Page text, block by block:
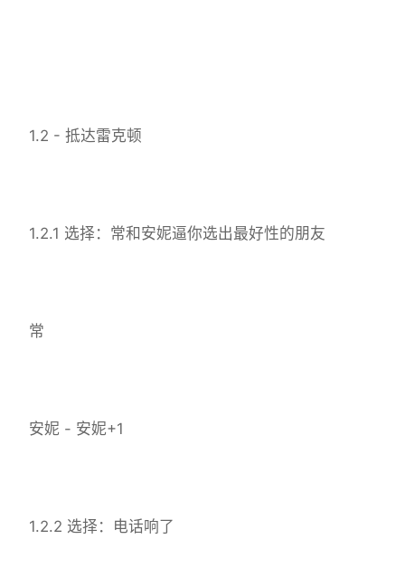
1.2 - 抵达雷克顿
1.2.1 选择：常和安妮逼你选出最好性的朋友
常
安妮 - 安妮+1
1.2.2 选择：电话响了